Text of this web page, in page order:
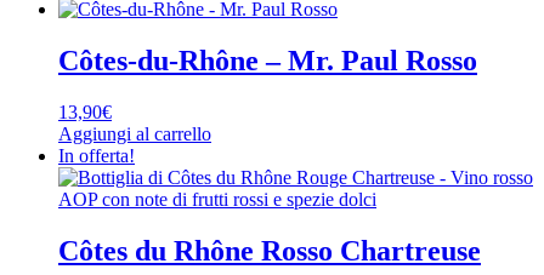
Côtes-du-Rhône – Mr. Paul Rosso
13,90€
Aggiungi al carrello
In offerta!
Côtes du Rhône Rosso Chartreuse